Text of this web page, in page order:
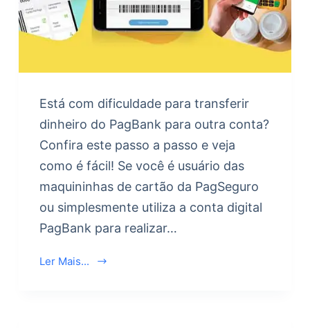
Está com dificuldade para transferir
dinheiro do PagBank para outra conta?
Confira este passo a passo e veja
como é fácil! Se você é usuário das
maquininhas de cartão da PagSeguro
ou simplesmente utiliza a conta digital
PagBank para realizar…
Ler Mais...